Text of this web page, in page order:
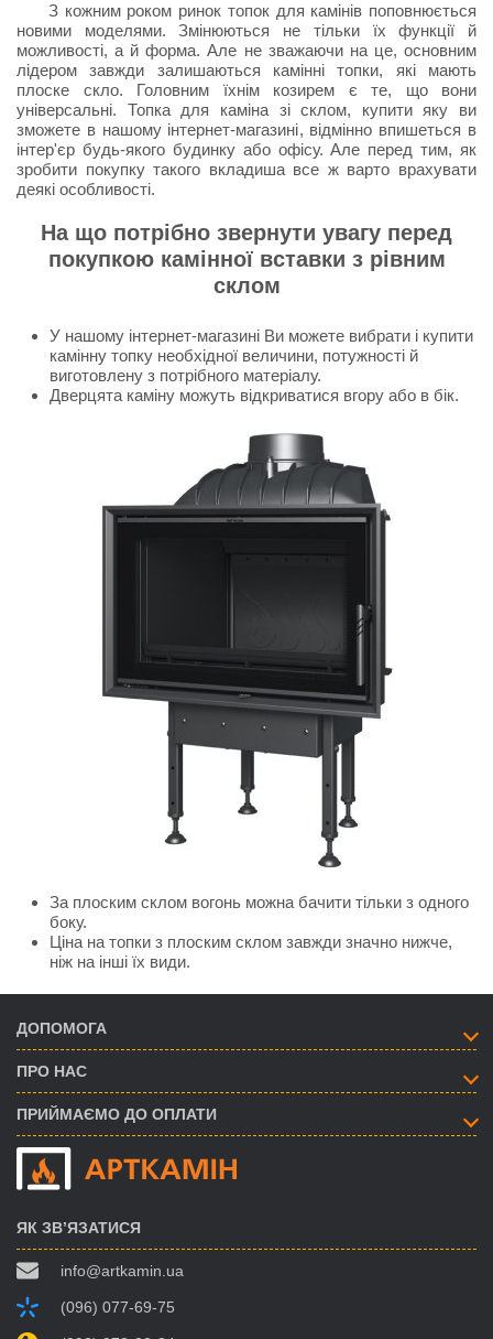
З кожним роком ринок топок для камінів поповнюється
новими моделями. Змінюються не тільки їх функції й
можливості, а й форма. Але не зважаючи на це, основним
лідером завжди залишаються камінні топки, які мають
плоске скло. Головним їхнім козирем є те, що вони
універсальні. Топка для каміна зі склом, купити яку ви
зможете в нашому інтернет-магазині, відмінно впишеться в
інтер'єр будь-якого будинку або офісу. Але перед тим, як
зробити покупку такого вкладиша все ж варто врахувати
деякі особливості.
На що потрібно звернути увагу перед
покупкою камінної вставки з рівним
склом
У нашому інтернет-магазині Ви можете вибрати і купити
камінну топку необхідної величини, потужності й
виготовлену з потрібного матеріалу.
Дверцята каміну можуть відкриватися вгору або в бік.
За плоским склом вогонь можна бачити тільки з одного
боку.
Ціна на топки з плоским склом завжди значно нижче,
ніж на інші їх види.
ДОПОМОГА
ПРО НАС
ПРИЙМАЄМО ДО ОПЛАТИ
ЯК ЗВ’ЯЗАТИСЯ
info@artkamin.ua
(096) 077-69-75